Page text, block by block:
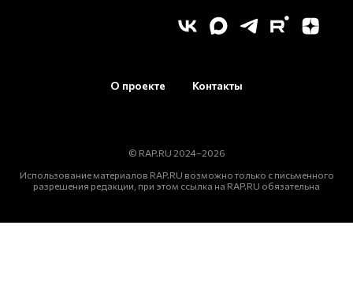
О проекте Контакты
© RAP.RU 2024–2026
Использование материалов RAP.RU возможно только с письменного
разрешения редакции, при этом ссылка на RAP.RU обязательна